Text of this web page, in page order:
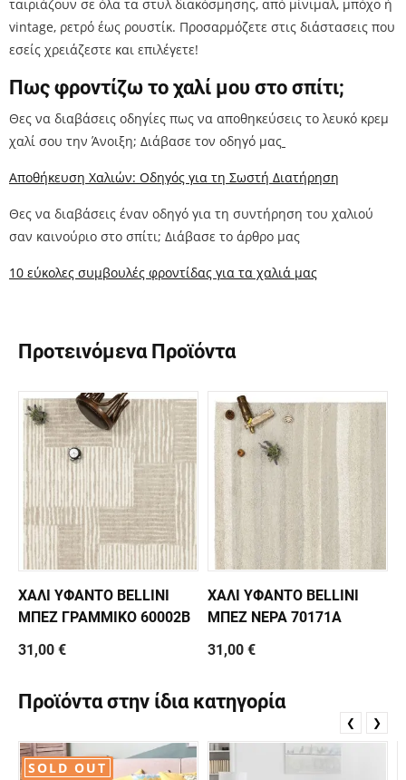
ταιριάζουν σε όλα τα στυλ διακόσμησης, από μίνιμαλ, μπόχο ή
vintage, ρετρό έως ρουστίκ. Προσαρμόζετε στις διάστασεις που
εσείς χρειάζεστε και επιλέγετε!
Πως φροντίζω το χαλί μου στο σπίτι;
Θες να διαβάσεις οδηγίες πως να αποθηκεύσεις το λευκό κρεμ
χαλί σου την Άνοιξη; Διάβασε τον οδηγό μας
Αποθήκευση Χαλιών: Οδηγός για τη Σωστή Διατήρηση
Θες να διαβάσεις έναν οδηγό για τη συντήρηση του χαλιού
σαν καινούριο στο σπίτι; Διάβασε το άρθρο μας
10 εύκολες συμβουλές φροντίδας για τα χαλιά μας
Προτεινόμενα Προϊόντα
ΧΑΛΙ ΥΦΑΝΤΟ BELLINI
ΜΠΕΖ ΓΡΑΜΜΙΚΟ 60002B
31,00 €
ΧΑΛΙ ΥΦΑΝΤΟ BELLINI
ΜΠΕΖ ΝΕΡΑ 70171A
31,00 €
Προϊόντα στην ίδια κατηγορία
SOLD OUT
❮ ❯